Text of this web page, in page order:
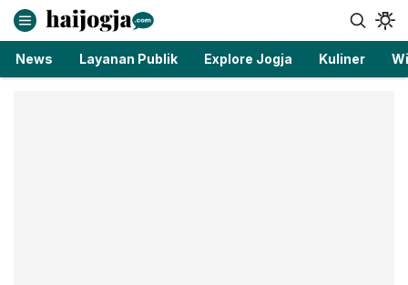
haijogja.com
Berita Jogja Terbaru dan Terkini
News Layanan Publik Explore Jogja Kuliner